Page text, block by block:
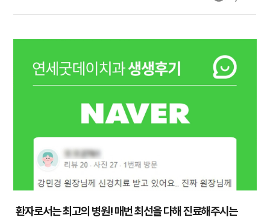
환자로서는 최고의 병원! 매번 최선을 다해 진료해주시는